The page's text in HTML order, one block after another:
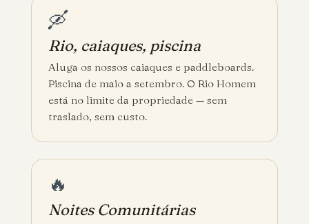
🛶
Rio, caiaques, piscina
Aluga os nossos caiaques e paddleboards.
Piscina de maio a setembro. O Rio Homem
está no limite da propriedade — sem
traslado, sem custo.
🔥
Noites Comunitárias